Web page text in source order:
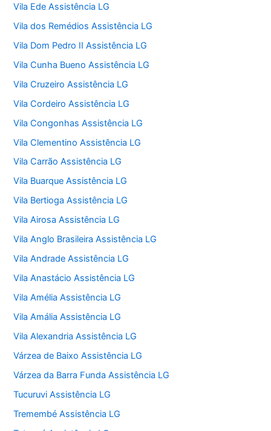
Vila Ede Assistência LG
Vila dos Remédios Assistência LG
Vila Dom Pedro II Assistência LG
Vila Cunha Bueno Assistência LG
Vila Cruzeiro Assistência LG
Vila Cordeiro Assistência LG
Vila Congonhas Assistência LG
Vila Clementino Assistência LG
Vila Carrão Assistência LG
Vila Buarque Assistência LG
Vila Bertioga Assistência LG
Vila Airosa Assistência LG
Vila Anglo Brasileira Assistência LG
Vila Andrade Assistência LG
Vila Anastácio Assistência LG
Vila Amélia Assistência LG
Vila Amália Assistência LG
Vila Alexandria Assistência LG
Várzea de Baixo Assistência LG
Várzea da Barra Funda Assistência LG
Tucuruvi Assistência LG
Tremembé Assistência LG